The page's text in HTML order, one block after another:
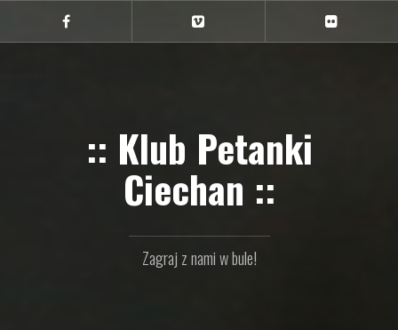
treści
Ciechan
na
na
na
:: Klub Petanki
Ciechan ::
Zagraj z nami w bule!